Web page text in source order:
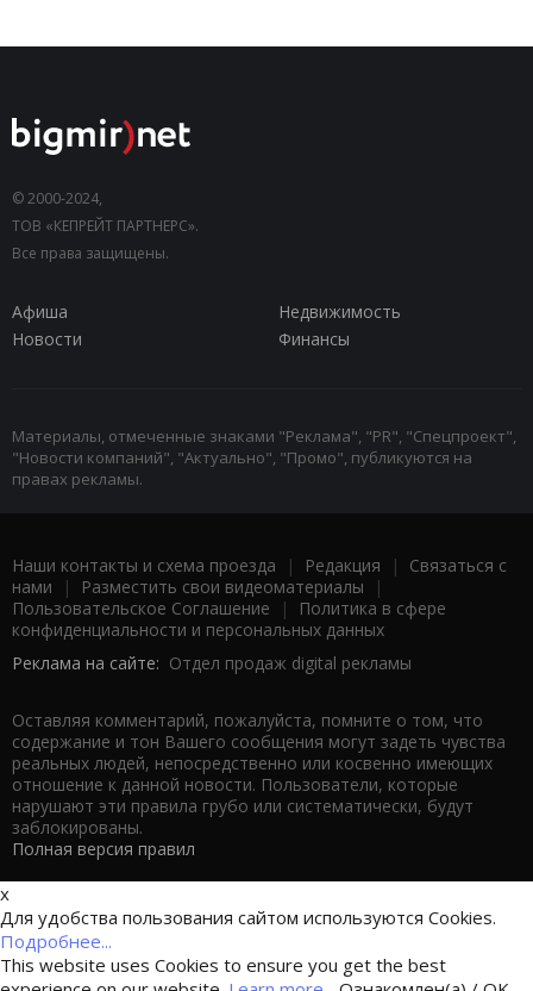
© 2000-2024,
ТОВ «КЕПРЕЙТ ПАРТНЕРС».
Все права защищены.
Афиша
Недвижимость
Новости
Финансы
Материалы, отмеченные знаками "Реклама", "PR", "Спецпроект",
"Новости компаний", "Актуально", "Промо", публикуются на
правах рекламы.
Наши контакты и схема проезда | Редакция | Связаться с
нами | Разместить свои видеоматериалы |
Пользовательское Соглашение |
Политика в сфере
конфиденциальности и персональных данных
Реклама на сайте: Отдел продаж digital рекламы
Оставляя комментарий, пожалуйста, помните о том, что
содержание и тон Вашего сообщения могут задеть чувства
реальных людей, непосредственно или косвенно имеющих
отношение к данной новости. Пользователи, которые
нарушают эти правила грубо или систематически, будут
заблокированы.
Полная версия правил
x
Для удобства пользования сайтом используются Cookies.
Подробнее...
This website uses Cookies to ensure you get the best